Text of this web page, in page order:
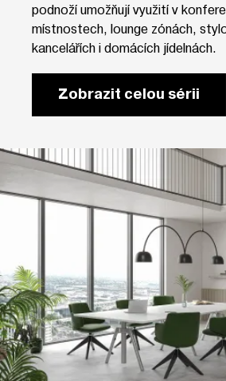
podnoží umožňují využití v
místnostech, lounge zónách,
kancelářích i domácích jídelnách.
Zobrazit celou sérii